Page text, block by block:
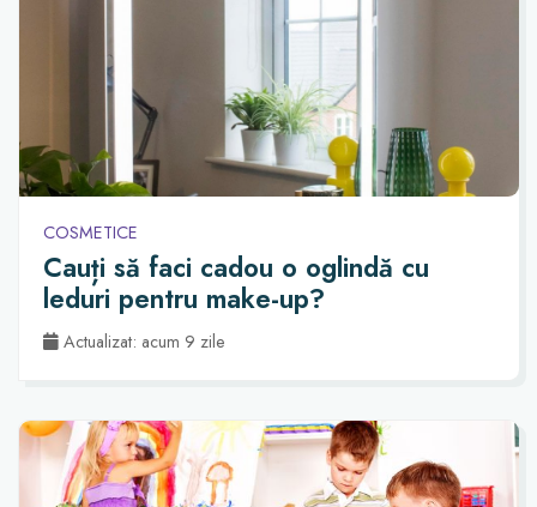
COSMETICE
Cauți să faci cadou o oglindă cu
leduri pentru make-up?
Actualizat: acum 9 zile